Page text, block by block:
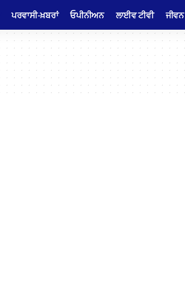
ਪਰਵਾਸੀ-ਖ਼ਬਰਾਂ ਓਪੀਨੀਅਨ ਲਾਈਵ ਟੀਵੀ